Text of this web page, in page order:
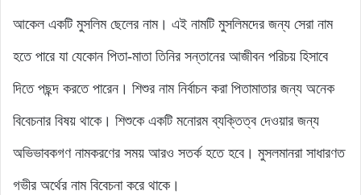
আকেল একটি মুসলিম ছেলের নাম। এই নামটি মুসলিমদের জন্য সেরা নাম
হতে পারে যা যেকোন পিতা-মাতা তিনির সন্তানের আজীবন পরিচয় হিসাবে
দিতে পছন্দ করতে পারেন। শিশুর নাম নির্বাচন করা পিতামাতার জন্য অনেক
বিবেচনার বিষয় থাকে। শিশুকে একটি মনোরম ব্যক্তিত্ব দেওয়ার জন্য
অভিভাবকগণ নামকরণের সময় আরও সতর্ক হতে হবে। মুসলমানরা সাধারণত
গভীর অর্থের নাম বিবেচনা করে থাকে।